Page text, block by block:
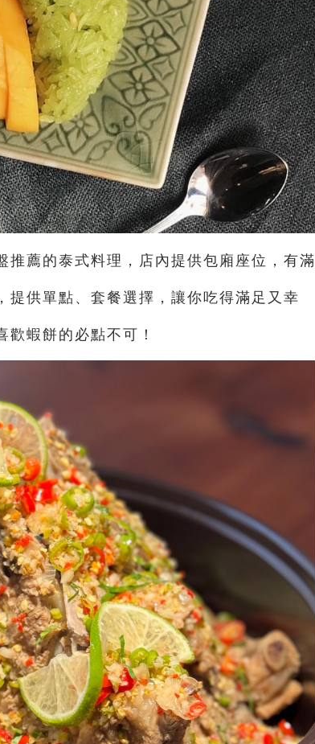
推薦的泰式料理，店內提供包廂座位，有滿
提供單點、套餐選擇，讓你吃得滿足又幸
蝦餅的必點不可！